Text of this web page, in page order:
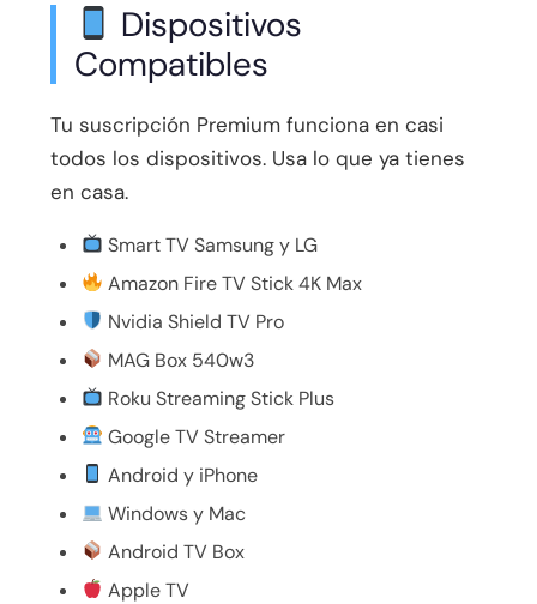
Dispositivos
Compatibles
Tu suscripción Premium funciona en casi
todos los dispositivos. Usa lo que ya tienes
en casa.
Smart TV Samsung y LG
Amazon Fire TV Stick 4K Max
Nvidia Shield TV Pro
MAG Box 540w3
Roku Streaming Stick Plus
Google TV Streamer
Android y iPhone
Windows y Mac
Android TV Box
Apple TV